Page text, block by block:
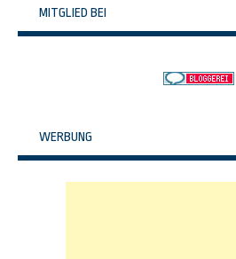
MITGLIED BEI
WERBUNG